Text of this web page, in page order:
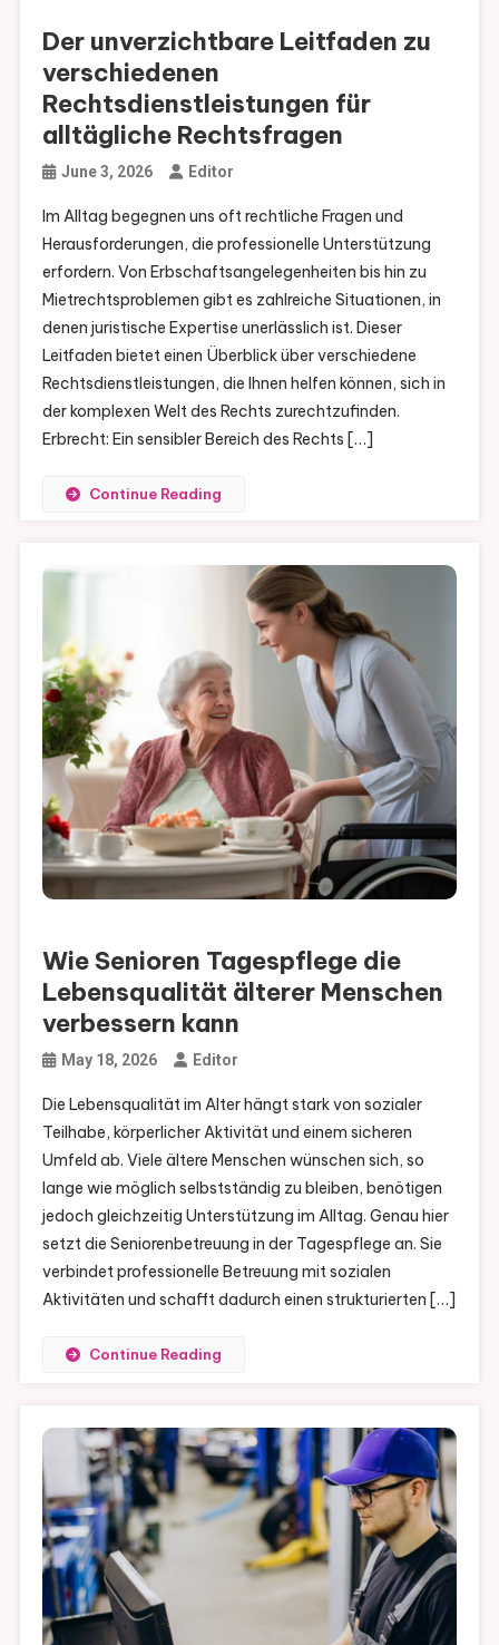
Der unverzichtbare Leitfaden zu
verschiedenen
Rechtsdienstleistungen für
alltägliche Rechtsfragen
June 3, 2026 Editor
Im Alltag begegnen uns oft rechtliche Fragen und
Herausforderungen, die professionelle Unterstützung
erfordern. Von Erbschaftsangelegenheiten bis hin zu
Mietrechtsproblemen gibt es zahlreiche Situationen, in
denen juristische Expertise unerlässlich ist. Dieser
Leitfaden bietet einen Überblick über verschiedene
Rechtsdienstleistungen, die Ihnen helfen können, sich in
der komplexen Welt des Rechts zurechtzufinden.
Erbrecht: Ein sensibler Bereich des Rechts […]
Continue Reading
Wie Senioren Tagespflege die
Lebensqualität älterer Menschen
verbessern kann
May 18, 2026 Editor
Die Lebensqualität im Alter hängt stark von sozialer
Teilhabe, körperlicher Aktivität und einem sicheren
Umfeld ab. Viele ältere Menschen wünschen sich, so
lange wie möglich selbstständig zu bleiben, benötigen
jedoch gleichzeitig Unterstützung im Alltag. Genau hier
setzt die Seniorenbetreuung in der Tagespflege an. Sie
verbindet professionelle Betreuung mit sozialen
Aktivitäten und schafft dadurch einen strukturierten […]
Continue Reading